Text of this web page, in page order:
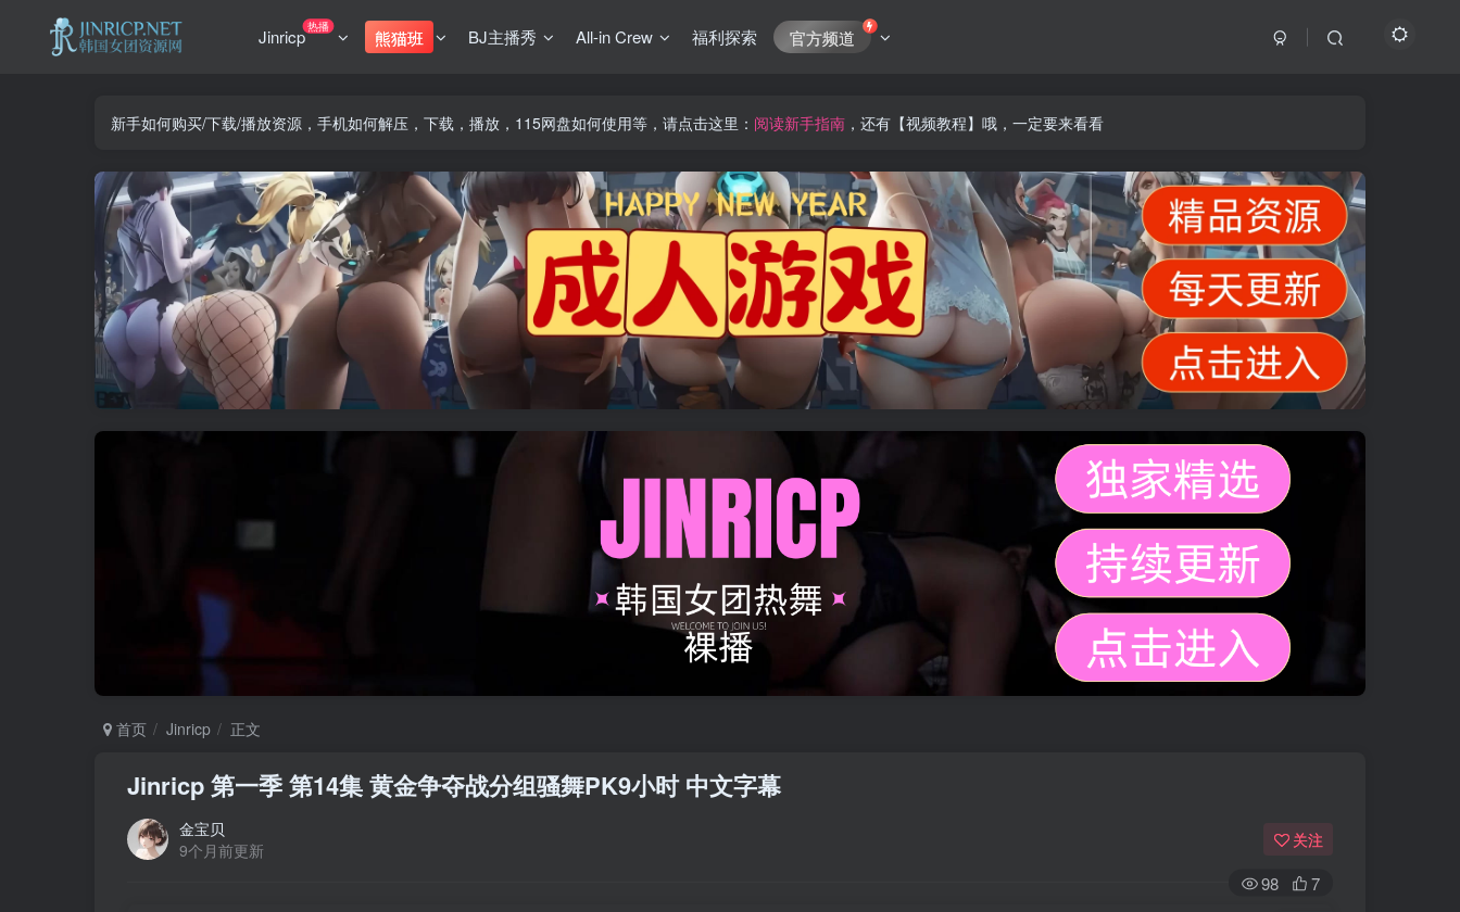
Jinricp热播
熊猫班 BJ主播秀 All-in Crew 福利探索 官方频道
新手如何购买/下载/播放资源，手机如何解压，下载，播放，115网盘如何使用等，请点击这里： 阅读新手指南 ，还有【视频教程】哦，一定要来看看
首页 Jinricp 正文
Jinricp 第一季 第14集 黄金争夺战分组骚舞PK9小时 中文字幕
金宝贝
9个月前更新
关注
98 7